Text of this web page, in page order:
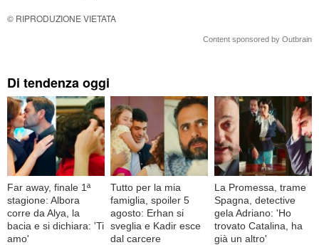
© RIPRODUZIONE VIETATA
Content sponsored by Outbrain
Di tendenza oggi
Far away, finale 1ª
stagione: Albora
corre da Alya, la
bacia e si dichiara: 'Ti
amo'
Tutto per la mia
famiglia, spoiler 5
agosto: Erhan si
sveglia e Kadir esce
dal carcere
La Promessa, trame
Spagna, detective
gela Adriano: 'Ho
trovato Catalina, ha
già un altro'